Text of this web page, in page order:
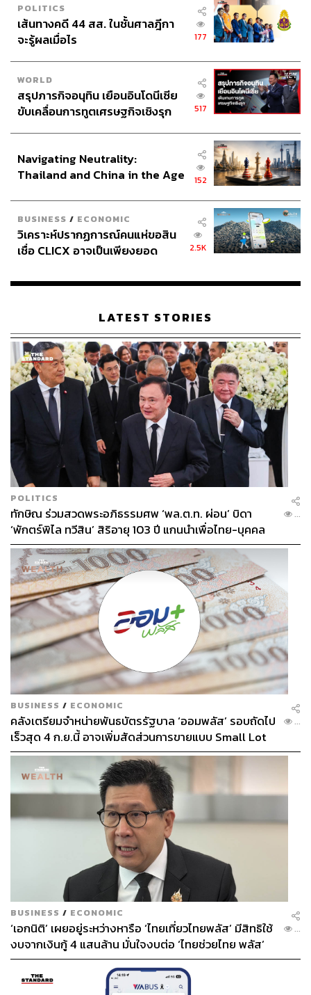
POLITICS
เส้นทางคดี 44 สส. ในชั้นศาลฎีกา
จะรู้ผลเมื่อไร
177
WORLD
สรุปภารกิจอนุทิน เยือนอินโดนีเซีย
ขับเคลื่อนการทูตเศรษฐกิจเชิงรุก
517
Navigating Neutrality:
Thailand and China in the Age
152
BUSINESS / ECONOMIC
วิเคราะห์ปรากฏการณ์คนแห่ขอสิน
เชื่อ CLICX อาจเป็นเพียงยอด
เรือนไทยที่ถูกซุกไว้
2.5K
LATEST STORIES
POLITICS
ทักษิณ ร่วมสวดพระอภิธรรมศพ ‘พล.ต.ท. ผ่อน’ บิดา
‘พักตร์พิไล ทวีสิน’ สิริอายุ 103 ปี แกนนำเพื่อไทย-บุคคล
หลากวงการร่วมอาลัย
...
BUSINESS / ECONOMIC
คลังเตรียมจำหน่ายพันธบัตรรัฐบาล ‘ออมพลัส’ รอบถัดไป
เร็วสุด 4 ก.ย.นี้ อาจเพิ่มสัดส่วนการขายแบบ Small Lot
First มากขึ้น
...
BUSINESS / ECONOMIC
‘เอกนิติ’ เผยอยู่ระหว่างหารือ ‘ไทยเที่ยวไทยพลัส’ มีสิทธิใช้
งบจากเงินกู้ 4 แสนล้าน มั่นใจงบต่อ ‘ไทยช่วยไทย พลัส’
เฟส 2 มีเพียงพอ
...